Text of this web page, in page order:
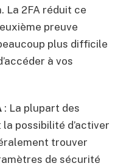
La 2FA réduit ce
preuve
plus difficile
à vos
: La plupart des
possibilité d’activer
trouver
de sécurité